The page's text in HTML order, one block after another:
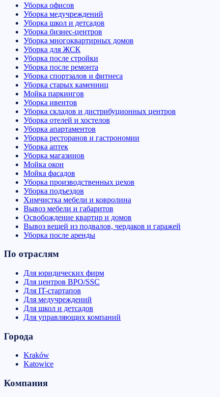
Уборка офисов
Уборка медучреждений
Уборка школ и детсадов
Уборка бизнес-центров
Уборка многоквартирных домов
Уборка для ЖСК
Уборка после стройки
Уборка после ремонта
Уборка спортзалов и фитнеса
Уборка старых каменниц
Мойка паркингов
Уборка ивентов
Уборка складов и дистрибуционных центров
Уборка отелей и хостелов
Уборка апартаментов
Уборка ресторанов и гастрономии
Уборка аптек
Уборка магазинов
Мойка окон
Мойка фасадов
Уборка производственных цехов
Уборка подъездов
Химчистка мебели и ковролина
Вывоз мебели и габаритов
Освобождение квартир и домов
Вывоз вещей из подвалов, чердаков и гаражей
Уборка после аренды
По отраслям
Для юридических фирм
Для центров BPO/SSC
Для IT-стартапов
Для медучреждений
Для школ и детсадов
Для управляющих компаний
Города
Kraków
Katowice
Компания